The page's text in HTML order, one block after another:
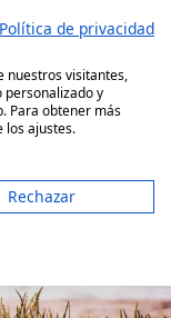
Política de privacidad
nuestros visitantes,
y
Para obtener más
los ajustes.
Rechazar